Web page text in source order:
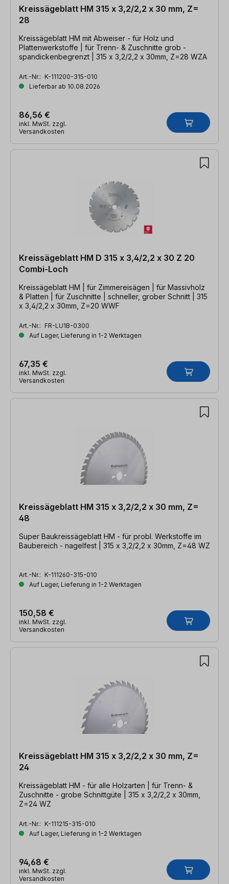
Kreissägeblatt HM 315 x 3,2/2,2 x 30 mm, Z=
28
Kreissägeblatt HM mit Abweiser - für Holz und
Plattenwerkstoffe | für Trenn- & Zuschnitte grob -
spandickenbegrenzt | 315 x 3,2/2,2 x 30mm, Z=28 WZA
Art.-Nr.: K-111200-315-010
Lieferbar ab 10.08.2026
86,56 €
inkl. MwSt. zzgl.
Versandkosten
Kreissägeblatt HM D 315 x 3,4/2,2 x 30 Z 20
Combi-Loch
Kreissägeblatt HM | für Zimmereisägen | für Massivholz
& Platten | für Zuschnitte | schneller, grober Schnitt | 315
x 3,4/2,2 x 30mm, Z=20 WWF
Art.-Nr.: FR-LU1B-0300
Auf Lager, Lieferung in 1-2 Werktagen
67,35 €
inkl. MwSt. zzgl.
Versandkosten
Kreissägeblatt HM 315 x 3,2/2,2 x 30 mm, Z=
48
Super Baukreissägeblatt HM - für probl. Werkstoffe im
Baubereich - nagelfest | 315 x 3,2/2,2 x 30mm, Z=48 WZ
Art.-Nr.: K-111260-315-010
Auf Lager, Lieferung in 1-2 Werktagen
150,58 €
inkl. MwSt. zzgl.
Versandkosten
Kreissägeblatt HM 315 x 3,2/2,2 x 30 mm, Z=
24
Kreissägeblatt HM - für alle Holzarten | für Trenn- &
Zuschnitte - grobe Schnittgüte | 315 x 3,2/2,2 x 30mm,
Z=24 WZ
Art.-Nr.: K-111215-315-010
Auf Lager, Lieferung in 1-2 Werktagen
94,68 €
inkl. MwSt. zzgl.
Versandkosten